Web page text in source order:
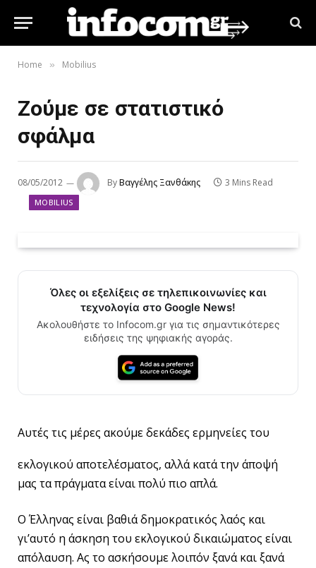
Home » Mobilius
Ζούμε σε στατιστικό
σφάλμα
08/05/2012 ByΒαγγέλης Ξανθάκης 3 Mins Read
MOBILIUS
Όλες οι εξελίξεις σε τηλεπικοινωνίες και
τεχνολογία στο Google News!
Ακολουθήστε το Infocom.gr για τις σημαντικότερες
ειδήσεις της ψηφιακής αγοράς.
Αυτές τις μέρες ακούμε δεκάδες ερμηνείες του
εκλογικού αποτελέσματος, αλλά κατά την άποψή
μας τα πράγματα είναι πολύ πιο απλά.
Ο Έλληνας είναι βαθιά δημοκρατικός λαός και
γι’αυτό η άσκηση του εκλογικού δικαιώματος είναι
απόλαυση. Ας το ασκήσουμε λοιπόν ξανά και ξανά